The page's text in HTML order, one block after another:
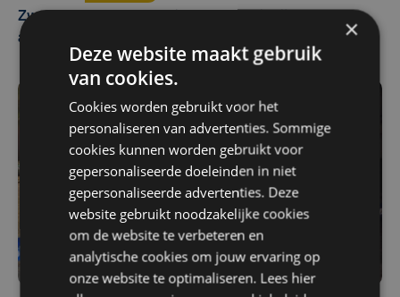
Zwaar ongeval op E403 in Izegem: drie rijstroken
afgesloten
×
Deze website maakt gebruik
van cookies.
Cookies worden gebruikt voor het
personaliseren van advertenties. Sommige
cookies kunnen worden gebruikt voor
gepersonaliseerde doeleinden in niet
gepersonaliseerde advertenties. Deze
website gebruikt noodzakelijke cookies
om de website te verbeteren en
analytische cookies om jouw ervaring op
onze website te optimaliseren. Lees hier